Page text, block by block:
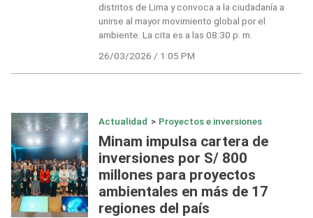
distritos de Lima y convoca a la ciudadanía a
unirse al mayor movimiento global por el
ambiente. La cita es a las 08:30 p. m.
26/03/2026 / 1:05 PM
Actualidad > Proyectos e inversiones
Minam impulsa cartera de
inversiones por S/ 800
millones para proyectos
ambientales en más de 17
regiones del país